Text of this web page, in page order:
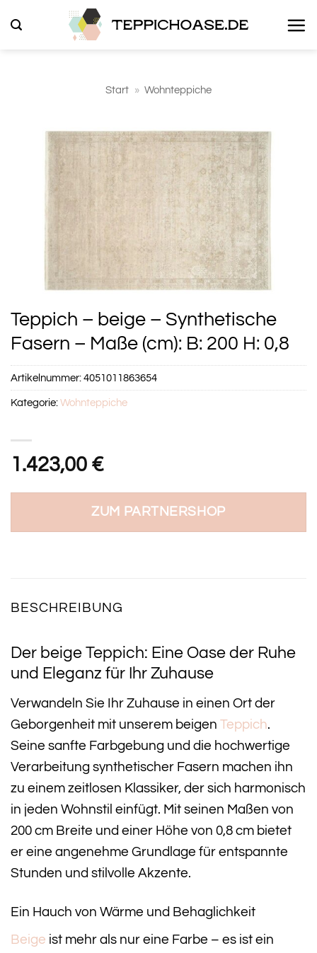
Inhalt
Start » Wohnteppiche
Teppich – beige – Synthetische
Fasern – Maße (cm): B: 200 H: 0,8
1.423,00 €
ZUM PARTNERSHOP
Artikelnummer:4051011863654
Kategorie:Wohnteppiche
BESCHREIBUNG
Der beige Teppich: Eine Oase der Ruhe
und Eleganz für Ihr Zuhause
Verwandeln Sie Ihr Zuhause in einen Ort der
Geborgenheit mit unserem beigen Teppich.
Seine sanfte Farbgebung und die hochwertige
Verarbeitung synthetischer Fasern machen ihn
zu einem zeitlosen Klassiker, der sich harmonisch
in jeden Wohnstil einfügt. Mit seinen Maßen von
200 cm Breite und einer Höhe von 0,8 cm bietet
er eine angenehme Grundlage für entspannte
Stunden und stilvolle Akzente.
Ein Hauch von Wärme und Behaglichkeit
Beige ist mehr als nur eine Farbe – es ist ein